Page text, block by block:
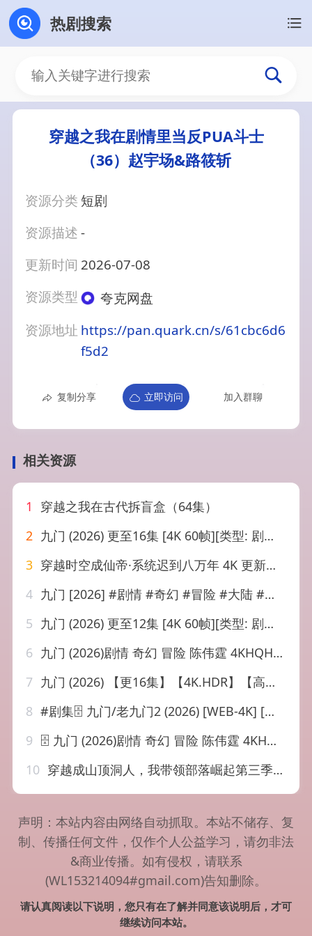
热剧搜索
穿越之我在剧情里当反PUA斗士
（36）赵宇场&路筱斩
资源分类 短剧
资源描述-
更新时间 2026-07-08
资源类型
夸克网盘
资源地址 https://pan.quark.cn/s/61cbc6d6
f5d2
复制分享 立即访问 加入群聊
相关资源
1
穿越之我在古代拆盲盒（64集）
2 九门 (2026) 更至16集 [4K 60帧][类型: 剧情/奇幻/冒险][主演: 陈伟霆/陈瑶/曾舜晞/王茂蕾]
3 穿越时空成仙帝·系统迟到八万年 4K 更新至32集
4 九门 [2026] #剧情 #奇幻 #冒险 #大陆 #九门
5 九门 (2026) 更至12集 [4K 60帧][类型: 剧情/奇幻/冒险][主演: 陈伟霆/陈瑶/曾舜晞/王茂蕾]
6 九门 (2026)剧情 奇幻 冒险 陈伟霆 4KHQHDR60FPS 更新13集
7 九门 (2026) 【更16集】【4K.HDR】【高码率】【内嵌简中】【陈伟霆/陈瑶】【剧情/奇幻】
8 #剧集🗄 九门/老九门2 (2026) [WEB-4K] [国语中字] [更至16集]·📜介绍：长沙风云再起之时，张启山(陈伟霆 饰)与吴老狗(曾舜晞 饰)强强联手，携手霍仙姑(陈瑶 饰)与九门诸人共赴冒险奇局。一桩401部队的神秘失踪事件，牵出百年尘封的惊天秘辛。生死抉择、兄弟之情、门派担当与家国大义相互交织。九门众人用热血和牺牲，守护家园，共渡难关。·💾夸克网盘| 💾百度网盘| 💿迅雷网盘·📁 大小：N/A🏷 标签：#剧情 #动作 #奇幻 #冒险 #九门 #老九门2⬇️【评论区可搜索】 | 🔍网盘专搜
9 🗄 九门 (2026)剧情 奇幻 冒险 陈伟霆 4KHQHDR60FPS 更新16集
10 穿越成山顶洞人，我带领部落崛起第三季&穿越成山顶洞人我带领部落崛起第三季（36集）AI短剧
声明：本站内容由网络自动抓取。本站不储存、复
制、传播任何文件，仅作个人公益学习，请勿非法
&商业传播。如有侵权，请联系
(WL153214094#gmail.com)告知删除。
请认真阅读以下说明，您只有在了解并同意该说明后，才可
继续访问本站。